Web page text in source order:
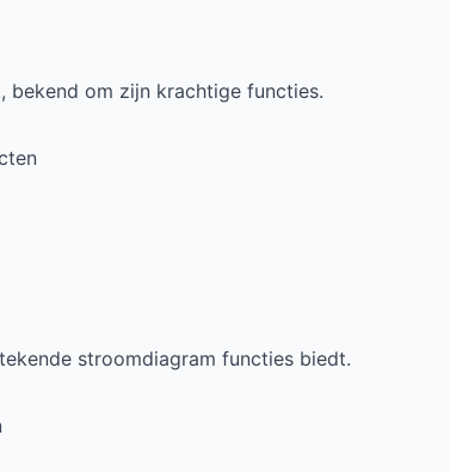
om zijn krachtige functies.
stroomdiagram functies biedt.